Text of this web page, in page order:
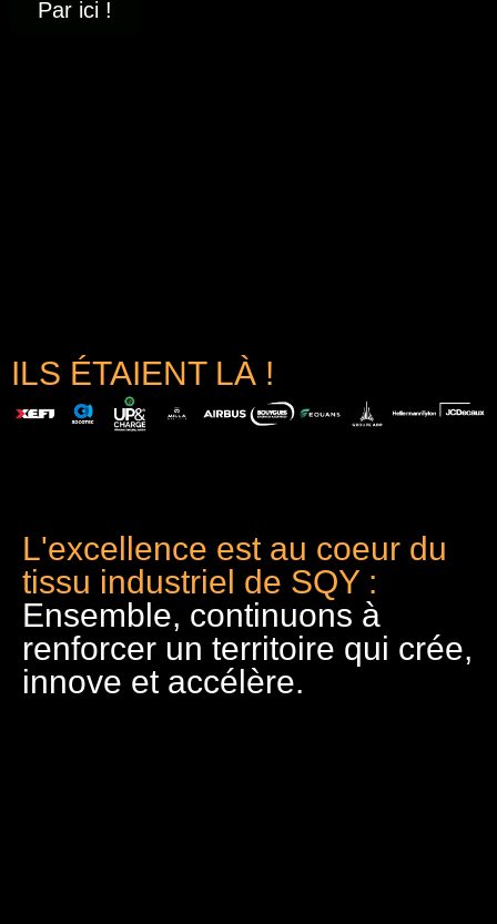
Par ici !
ILS ÉTAIENT LÀ !
L'excellence est au coeur du
tissu industriel de SQY :
Ensemble, continuons à
renforcer un territoire qui crée,
innove et accélère.